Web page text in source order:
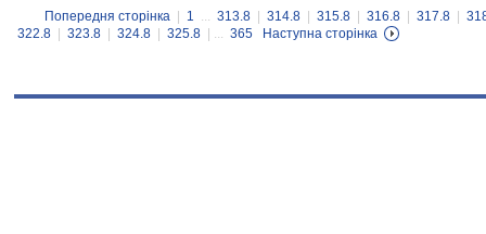
Попередня сторінка 1 ... 313.8 314.8 315.8 316.8 317.8
322.8
323.8 324.8 325.8 | ... 365 Наступна сторінка